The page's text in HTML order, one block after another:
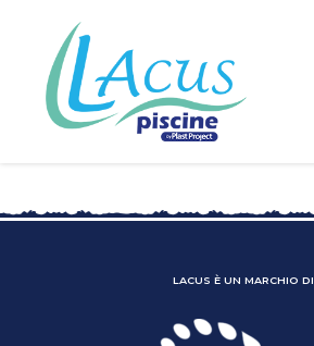
LACUS È UN MARCHIO DI